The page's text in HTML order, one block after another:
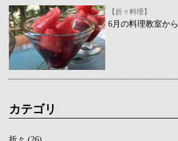
【折々料理】
6月の料理教室から
カテゴリ
折々 (26)